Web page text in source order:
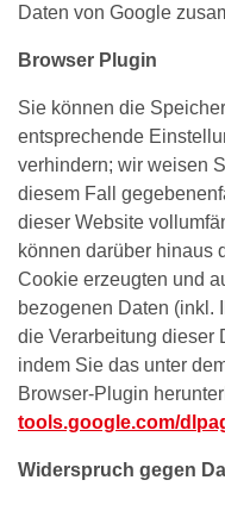
Daten von Google
Browser Plugin
Sie können die
entsprechende
verhindern; wir weisen
diesem Fall
dieser Website
können darüber hinaus
Cookie erzeugten und
bezogenen Daten (inkl.
die Verarbeitung dieser
indem Sie das unter
Browser-Plugin
tools.google.com/
Widerspruch gegen